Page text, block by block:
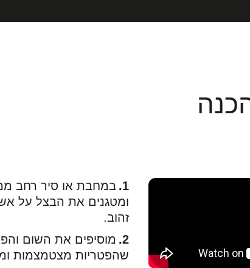
במחבת או סיר רחב
ומטגנים את הבצל על
זהוב.
מוסיפים את השום
שהפטריות מצטמצמות